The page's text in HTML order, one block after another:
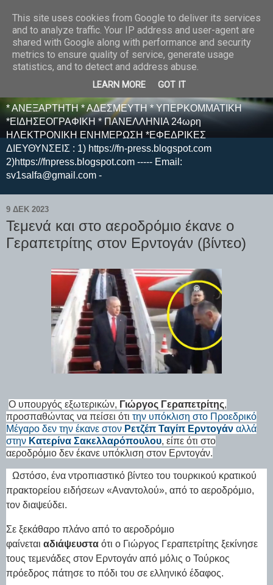
E F E N P R E S S -
ΗΛΕΚΤΡΟΝΙΚΗ
ΕΦΗΜΕΡΙΔΑ
* ΑΝΕΞΑΡΤΗΤΗ * ΑΔΕΣΜΕΥΤΗ * ΥΠΕΡΚΟΜΜΑΤΙΚΗ
*ΕΙΔΗΣΕΟΓΡΑΦΙΚΗ * ΠΑΝΕΛΛΗΝΙΑ 24ωρη
ΗΛΕΚΤΡΟΝΙΚΗ ΕΝΗΜΕΡΩΣΗ *ΕΦΕΔΡΙΚΕΣ
ΔΙΕΥΘΥΝΣΕΙΣ : 1) https://fn-press.blogspot.com
2)https://fnpress.blogspot.com ----- Email:
sv1salfa@gmail.com -
9 ΔΕΚ 2023
Τεμενά και στο αεροδρόμιο έκανε ο
Γεραπετρίτης στον Ερντογάν (βίντεο)
Ο υπουργός εξωτερικών, Γιώργος Γεραπετρίτης,
προσπαθώντας να πείσει ότι την υπόκλιση στο Προεδρικό
Μέγαρο δεν την έκανε στον Ρετζέπ Ταγίπ Ερντογάν αλλά
στην Κατερίνα Σακελλαρόπουλου, είπε ότι στο
αεροδρόμιο δεν έκανε υπόκλιση στον Ερντογάν.
Ωστόσο, ένα ντροπιαστικό βίντεο του τουρκικού κρατικού
πρακτορείου ειδήσεων «Αναντολού», από το αεροδρόμιο,
τον διαψεύδει.
Σε ξεκάθαρο πλάνο από το αεροδρόμιο
φαίνεται αδιάψευστα ότι ο Γιώργος Γεραπετρίτης ξεκίνησε
τους τεμενάδες στον Ερντογάν από μόλις ο Τούρκος
πρόεδρος πάτησε το πόδι του σε ελληνικό έδαφος.
This site uses cookies from Google to deliver its services
and to analyze traffic. Your IP address and user-agent are
shared with Google along with performance and security
metrics to ensure quality of service, generate usage
statistics, and to detect and address abuse.
LEARN MORE GOT IT